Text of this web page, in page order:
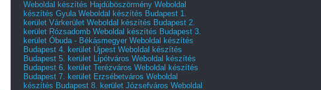
Weboldal készítés Hajdúböszörmény Weboldal
készítés Gyula Weboldal készítés Budapest 1.
kerület Várkerület Weboldal készítés Budapest 2.
kerület Rózsadomb Weboldal készítés Budapest 3.
kerület Óbuda - Békásmegyer Weboldal készítés
Budapest 4. kerület Újpest Weboldal készítés
Budapest 5. kerület Lipótváros Weboldal készítés
Budapest 6. kerület Terézváros Weboldal készítés
Budapest 7. kerület Erzsébetváros Weboldal
készítés Budapest 8. kerület Józsefváros Weboldal